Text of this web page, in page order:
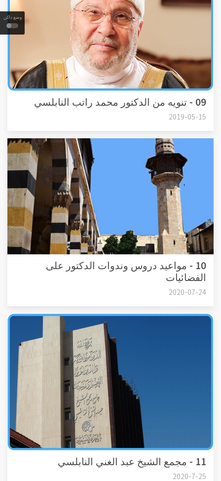
وضع داكن
09 - تنويه من الدكتور محمد راتب النابلسي
2019-05-15
10 - مواعيد دروس وندوات الدكتور على
الفضائيات
2020-07-24
11 - مجمع الشيخ عبد الغني النابلسي
2020-7-25